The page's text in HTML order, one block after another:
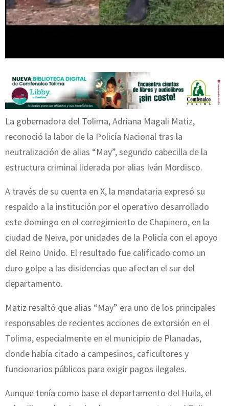
La gobernadora del Tolima, Adriana Magali Matiz,
reconoció la labor de la Policía Nacional tras la
neutralización de alias “May”, segundo cabecilla de la
estructura criminal liderada por alias Iván Mordisco.
A través de su cuenta en X, la mandataria expresó su
respaldo a la institución por el operativo desarrollado
este domingo en el corregimiento de Chapinero, en la
ciudad de Neiva, por unidades de la Policía con el apoyo
del Reino Unido. El resultado fue calificado como un
duro golpe a las disidencias que afectan el sur del
departamento.
Matiz resaltó que alias “May” era uno de los principales
responsables de recientes acciones de extorsión en el
Tolima, especialmente en el municipio de Planadas,
donde había citado a campesinos, caficultores y
funcionarios públicos para exigir pagos ilegales.
Aunque tenía como base el departamento del Huila, el